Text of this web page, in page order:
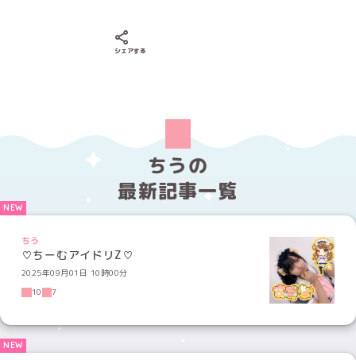
シェアする
ちうの
最新記事一覧
ちう
♡ちーむアイドリZ♡
2025年09月01日 10時00分
10
7